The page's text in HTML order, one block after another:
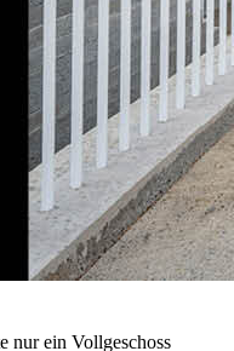
nur ein Vollgeschoss